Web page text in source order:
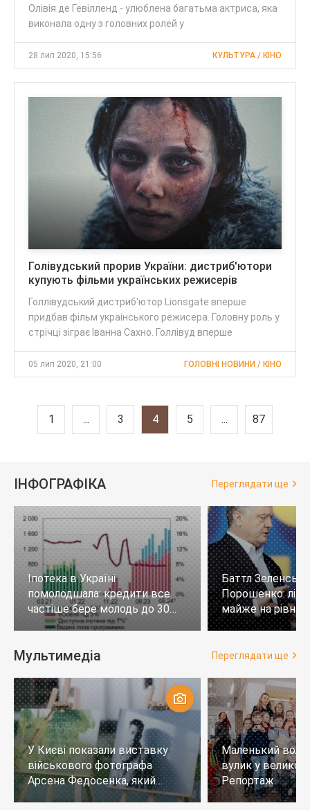
Олівія де Гевілленд - улюблена багатьма актриса, яка
виконала одну з головних ролей у
28 лип 2020, 15:56 КУЛЬТУРА / КІНО
Голівудський прорив України: дистриб'ютори
купують фільми українських режисерів
Голлівудський дистриб'ютор Lionsgate вперше
придбав фільм украінського режисера. Головну роль у
стрічці зіграє Іванна Сахно. Голлівуд вперше
05 лип 2020, 21:00 ГОЛОВНІ НОВИНИ / КІНО
1 ... 3 4 5 ... 87
ІНФОГРАФІКА Переглядати ще
Іпотека в Україні
помолодшала: кредити все
частіше бере молодь до 30
років
Баттл
Порошенко:
майже на
тих, хто не
Мультимедіа Переглядати ще
У Києві показали виставку
військового фотографа
Арсена Федосенка, який
загинув на війні
Маленький
вулик у
Репортаж